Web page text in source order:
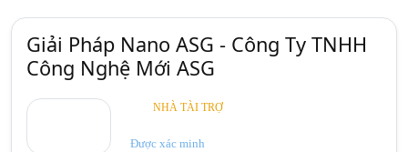
Giải Pháp Nano ASG - Công Ty TNHH
Công Nghệ Mới ASG
NHÀ TÀI TRỢ
Được xác minh